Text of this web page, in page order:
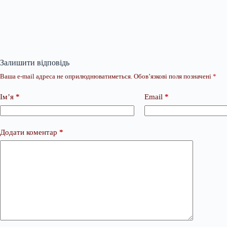
Залишити відповідь
Ваша e-mail адреса не оприлюднюватиметься. Обов’язкові поля позначені *
Ім’я * Email *
Додати коментар *